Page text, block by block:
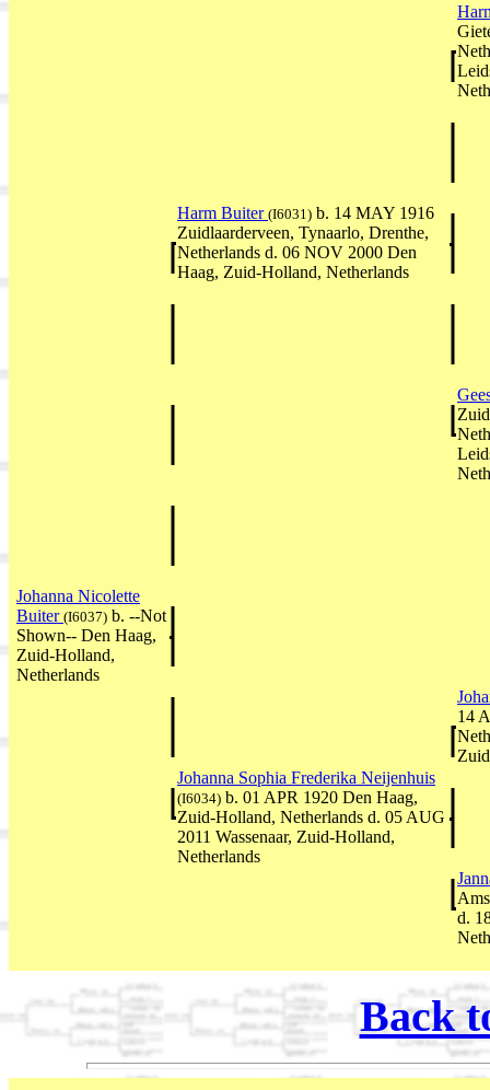
Harm Buiter (I6031) b. 14 MAY 1916
Zuidlaarderveen, Tynaarlo, Drenthe,
Netherlands d. 06 NOV 2000 Den
Haag, Zuid-Holland, Netherlands
Johanna Nicolette
Buiter (I6037) b. --Not
Shown-- Den Haag,
Zuid-Holland,
Netherlands
14
Johanna Sophia Frederika Neijenhuis
(I6034) b. 01 APR 1920 Den Haag,
Zuid-Holland, Netherlands d. 05 AUG
2011 Wassenaar, Zuid-Holland,
Netherlands
d.
Back